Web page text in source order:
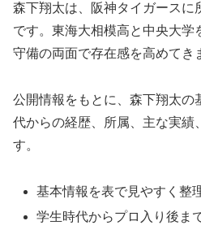
森下翔太は、阪神タイガースに
です。東海大相模高と中央大学
守備の両面で存在感を高めてき
公開情報をもとに、森下翔太の
代からの経歴、所属、主な実績
す。
基本情報を表で見やすく整
学生時代からプロ入り後ま